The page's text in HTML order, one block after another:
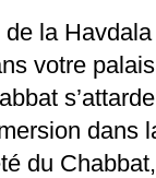
la
votre
dans
du